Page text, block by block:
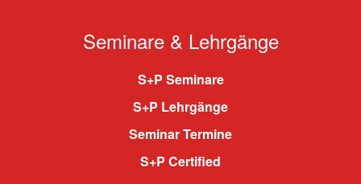
Seminare & Lehrgänge
S+P Seminare
S+P Lehrgänge
Seminar Termine
S+P Certified